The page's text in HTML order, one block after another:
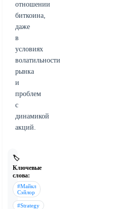
отношении
биткоина,
даже
в
условиях
волатильности
рынка
и
проблем
с
динамикой
акций.
🏷️
Ключевые
слова:
#Майкл
Сэйлор
#Strategy